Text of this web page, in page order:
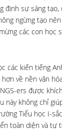
định sự sáng
ngừng tạo
các con học
các kiến tiếng
về nền văn
ers được
này không chỉ
Tiểu học I-
toàn diện và tự